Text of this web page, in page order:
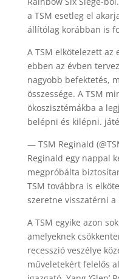
a TSM esetleg el
állítólag korábban is
A TSM elkötelezett
ebben az évben
nagyobb befektetés,
összessége. A TSM
ökoszisztémákba a
belépni és kilépni.
— TSM Reginald
Reginald egy nappal
megpróbálta
TSM továbbra is
szeretne visszatérni
A TSM egyike azon
amelyeknek
recesszió veszélye
műveletekért felelős